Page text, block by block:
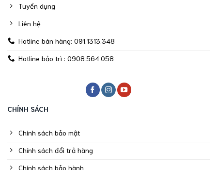
Tuyển dụng
Liên hệ
Hotline bán hàng: 091.1313.348
Hotline bảo trì : 0908.564.058
CHÍNH SÁCH
Chính sách bảo mật
Chính sách đổi trả hàng
Chính sách bảo hành